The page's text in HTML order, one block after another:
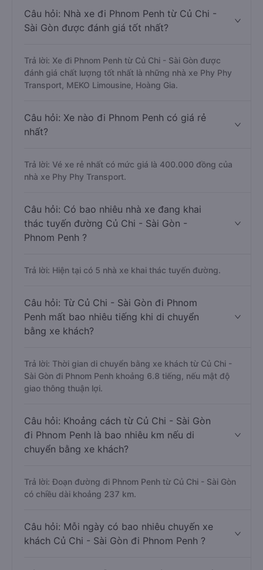
Câu hỏi: Nhà xe đi Phnom Penh từ Củ Chi -
Sài Gòn được đánh giá tốt nhất?
Trả lời: Xe đi Phnom Penh từ Củ Chi - Sài Gòn được
đánh giá chất lượng tốt nhất là những nhà xe Phy Phy
Transport, MEKO Limousine, Hoàng Gia.
Câu hỏi: Xe nào đi Phnom Penh có giá rẻ
nhất?
Trả lời: Vé xe rẻ nhất có mức giá là 400.000 đồng của
nhà xe Phy Phy Transport.
Câu hỏi: Có bao nhiêu nhà xe đang khai
thác tuyến đường Củ Chi - Sài Gòn -
Phnom Penh ?
Trả lời: Hiện tại có 5 nhà xe khai thác tuyến đường.
Câu hỏi: Từ Củ Chi - Sài Gòn đi Phnom
Penh mất bao nhiêu tiếng khi di chuyển
bằng xe khách?
Trả lời: Thời gian di chuyển bằng xe khách từ Củ Chi -
Sài Gòn đi Phnom Penh khoảng 6.8 tiếng, nếu mật độ
giao thông thuận lợi.
Câu hỏi: Khoảng cách từ Củ Chi - Sài Gòn
đi Phnom Penh là bao nhiêu km nếu di
chuyển bằng xe khách?
Trả lời: Đoạn đường đi Phnom Penh từ Củ Chi - Sài Gòn
có chiều dài khoảng 237 km.
Câu hỏi: Mỗi ngày có bao nhiêu chuyến xe
khách Củ Chi - Sài Gòn đi Phnom Penh ?